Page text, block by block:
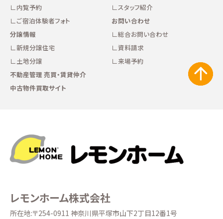
内覧予約
ご宿泊体験者フォト
分譲情報
新規分譲住宅
土地分譲
不動産管理 売買・賃貸仲介
中古物件買取サイト
スタッフ紹介
お問い合わせ
総合お問い合わせ
資料請求
来場予約
レモンホーム株式会社
所在地:〒254-0911 神奈川県平塚市山下2丁目12番1号